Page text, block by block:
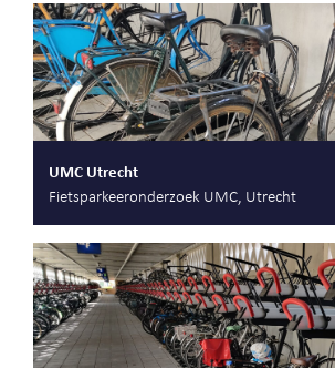
UMC Utrecht
Fietsparkeeronderzoek UMC, Utrecht